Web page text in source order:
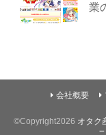
業
会社概要
©Copyright2026 オタク